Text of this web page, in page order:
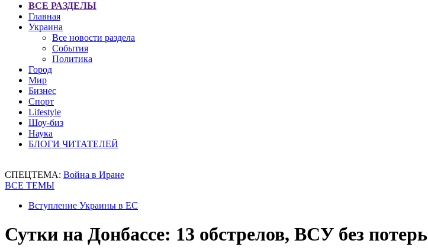
ВСЕ РАЗДЕЛЫ
Главная
Украина
Все новости раздела
События
Политика
Город
Мир
Бизнес
Спорт
Lifestyle
Шоу-биз
Наука
БЛОГИ ЧИТАТЕЛЕЙ
СПЕЦТЕМА: Война в Иране
ВСЕ ТЕМЫ
Вступление Украины в ЕС
Сутки на Донбассе: 13 обстрелов, ВСУ без потерь